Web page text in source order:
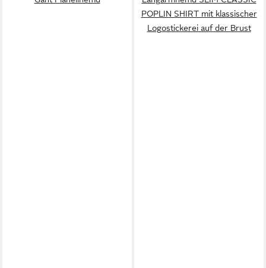
POPLIN SHIRT mit klassischer
Logostickerei auf der Brust